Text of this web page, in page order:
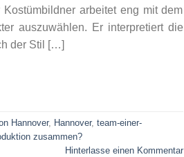
arbeitet eng mit dem
auszuwählen. Er interpretiert die
der Stil […]
Hannover, Hannover, team-einer-
zusammen?
Hinterlasse einen Kommentar